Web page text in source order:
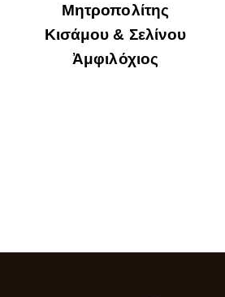
Μητροπολίτης
Κισάμου & Σελίνου
Ἀμφιλόχιος